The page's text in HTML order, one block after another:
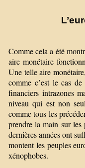
Comme cela a été
aire monétaire
Une telle aire
comme c’est le cas
financiers intrazones
niveau qui est non
comme tous les
prendre la main sur les
dernières années ont
montent les peuples
xénophobes.